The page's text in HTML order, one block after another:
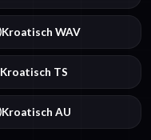
Kroatisch WAV
Kroatisch TS
Kroatisch AU